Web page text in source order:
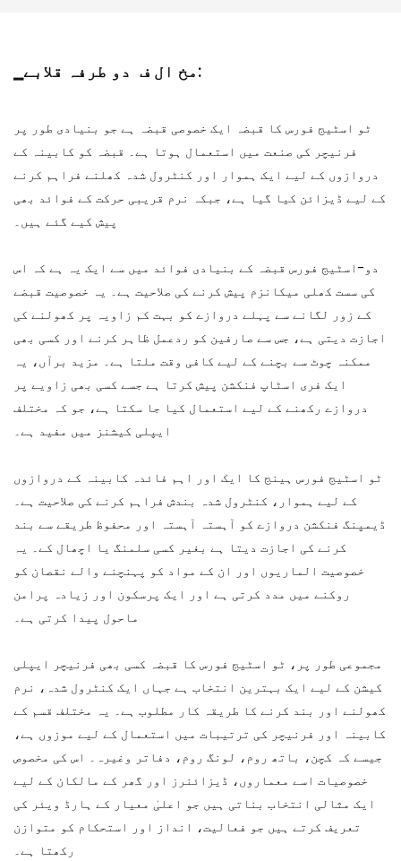
گہرائی سے سمجھنے میں مدد
▁مخ ال ف دو طرفہ قلابے:
ٹو اسٹیج فورس کا قبضہ ایک خصوصی قبضہ ہے جو بنیادی طور پر
فرنیچر کی صنعت میں استعمال ہوتا ہے۔ قبضہ کو کابینہ کے
دروازوں کے لیے ایک ہموار اور کنٹرول شدہ کھلنے فراہم کرنے
کے لیے ڈیزائن کیا گیا ہے، جبکہ نرم قریبی حرکت کے فوائد بھی
دو-اسٹیج فورس قبضہ کے بنیادی فوائد میں سے ایک یہ ہے کہ اس
کی سست کھلی میکانزم پیش کرنے کی صلاحیت ہے۔ یہ خصوصیت قبضے
کے زور لگانے سے پہلے دروازے کو بہت کم زاویہ پر کھولنے کی
اجازت دیتی ہے، جس سے صارفین کو ردعمل ظاہر کرنے اور کسی بھی
ممکنہ چوٹ سے بچنے کے لیے کافی وقت ملتا ہے۔ مزید برآں، یہ
ایک فری اسٹاپ فنکشن پیش کرتا ہے جسے کسی بھی زاویے پر
دروازے رکھنے کے لیے استعمال کیا جا سکتا ہے، جو کہ مختلف
ایپلی کیشنز میں مفید ہے۔
ٹو اسٹیج فورس ہینج کا ایک اور اہم فائدہ کابینہ کے دروازوں
کے لیے ہموار، کنٹرول شدہ بندش فراہم کرنے کی صلاحیت ہے۔
ڈیمپنگ فنکشن دروازے کو آہستہ آہستہ اور محفوظ طریقے سے بند
کرنے کی اجازت دیتا ہے بغیر کسی سلمنگ یا اچھال کے۔ یہ
خصوصیت الماریوں اور ان کے مواد کو پہنچنے والے نقصان کو
روکنے میں مدد کرتی ہے اور ایک پرسکون اور زیادہ پرامن
ماحول پیدا کرتی ہے۔
مجموعی طور پر، ٹو اسٹیج فورس کا قبضہ کسی بھی فرنیچر ایپلی
کیشن کے لیے ایک بہترین انتخاب ہے جہاں ایک کنٹرول شدہ، نرم
کھولنے اور بند کرنے کا طریقہ کار مطلوب ہے۔ یہ مختلف قسم کے
کابینہ اور فرنیچر کی ترتیبات میں استعمال کے لیے موزوں ہے،
جیسے کہ کچن، باتھ روم، لونگ روم، دفاتر وغیرہ۔ اس کی مخصوص
خصوصیات اسے معماروں، ڈیزائنرز اور گھر کے مالکان کے لیے
ایک مثالی انتخاب بناتی ہیں جو اعلیٰ معیار کے ہارڈ ویئر کی
تعریف کرتے ہیں جو فعالیت، انداز اور استحکام کو متوازن
رکھتا ہے۔